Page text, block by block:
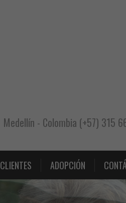
Medellín - Colombia (+57) 315
CLIENTES ADOPCIÓN